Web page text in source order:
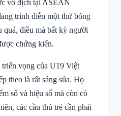
vô địch tại ASEAN
trình diễn một thứ bóng
quả, điều mà bất kỳ người
chứng kiến.
vọng của U19 Việt
theo là rất sáng sủa. Họ
số và hiệu số mà còn có
các cầu thủ trẻ cần phải